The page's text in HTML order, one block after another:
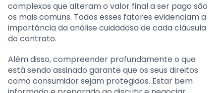
complexos que alteram o valor final a ser pago são
os mais comuns. Todos esses fatores evidenciam a
importância da análise cuidadosa de cada cláusula
do contrato.
Além disso, compreender profundamente o que
está sendo assinado garante que os seus direitos
como consumidor sejam protegidos. Estar bem